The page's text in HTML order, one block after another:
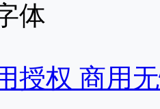
体
授权 商用